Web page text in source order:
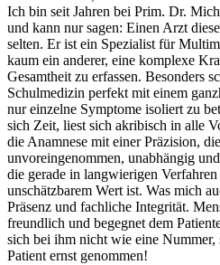
Ich bin seit Jahren bei Prim. Dr.
und kann nur sagen: Einen Arzt
selten. Er ist ein Spezialist für
kaum ein anderer, eine komplexe
Gesamtheit zu erfassen. Besonders
Schulmedizin perfekt mit einem
nur einzelne Symptome isoliert zu
sich Zeit, liest sich akribisch in alle
die Anamnese mit einer Präzision,
unvoreingenommen, unabhängig
die gerade in langwierigen
unschätzbarem Wert ist. Was mich
Präsenz und fachliche Integrität.
freundlich und begegnet dem
sich bei ihm nicht wie eine
Patient ernst genommen!